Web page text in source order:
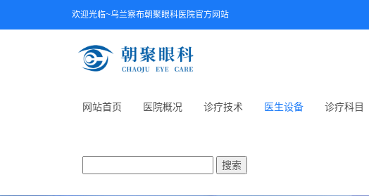
欢迎光临~乌兰察布朝聚眼科医院官方网站
网站首页 医院概况 诊疗技术 医生设备 诊疗科目
搜索